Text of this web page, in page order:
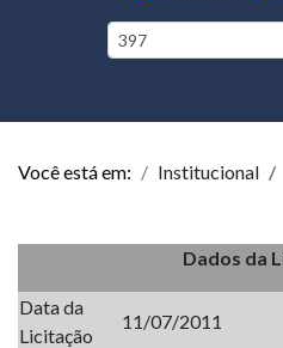
Você está em: Institucional
Dados da
Data da
Licitação
11/07/2011